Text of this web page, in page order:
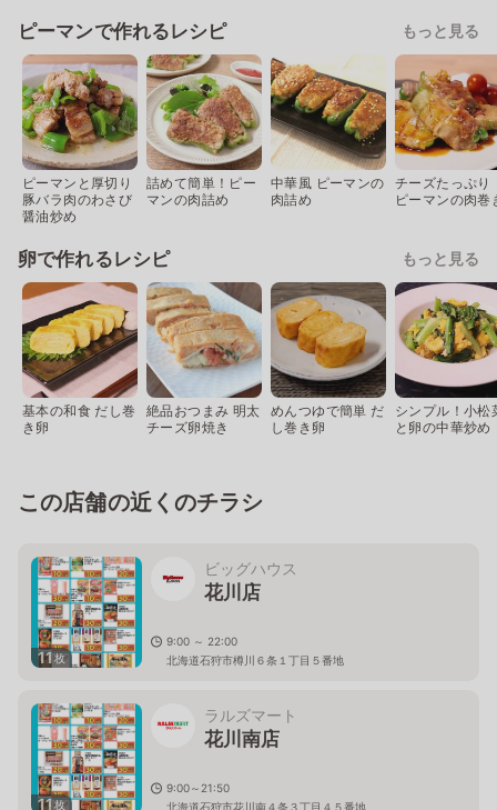
ピーマンで作れるレシピ もっと見る
ピーマンと厚切り
豚バラ肉のわさび
醤油炒め
詰めて簡単！ピー
マンの肉詰め
中華風 ピーマンの
肉詰め
チーズたっぷり
ピーマンの肉巻
卵で作れるレシピ もっと見る
基本の和食 だし巻
き卵
絶品おつまみ 明太
チーズ卵焼き
めんつゆで簡単 だ
し巻き卵
シンプル！小松
と卵の中華炒め
この店舗の近くのチラシ
11枚
ビッグハウス
花川店
9:00 ～ 22:00
北海道石狩市樽川６条１丁目５番地
11枚
ラルズマート
花川南店
9:00～21:50
北海道石狩市花川南４条３丁目４５番地